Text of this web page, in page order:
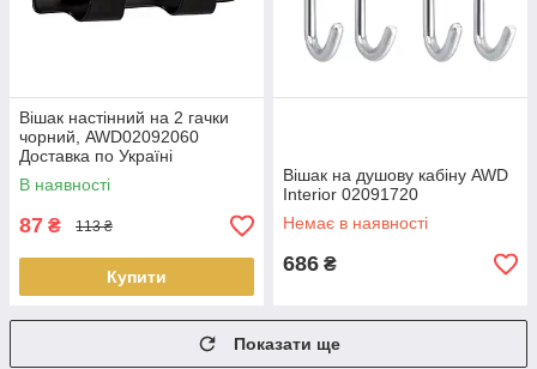
Вішак настінний на 2 гачки
чорний, AWD02092060
Доставка по Україні
В наявності
87 ₴ 113 ₴
Купити
Вішак на душову кабіну AWD
Interior 02091720
Немає в наявності
686 ₴
Показати ще